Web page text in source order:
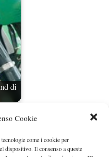
Cookie
come i cookie per
dispositivo. Il consenso a queste
di